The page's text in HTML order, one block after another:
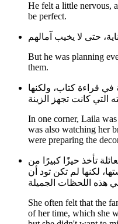
He felt a little nervous,
be perfect.
But he was planning
them.
في قراءة كتاب، ولكنها
In one corner, Laila
was also watching her
were preparing the
تأخذ حيزًا كبيرًا من
لكنها لم تكن تود أن
She often felt that the
of her time, which she